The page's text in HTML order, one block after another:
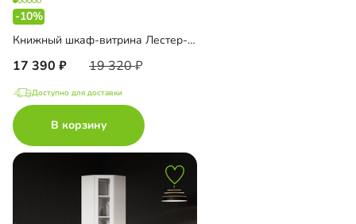
-10%
Книжный шкаф-витрина Лестер-9-500 угловой
17 390 19 320
Доступно для доставки
В корзину